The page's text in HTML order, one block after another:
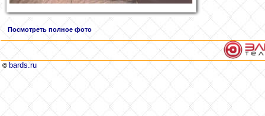
Посмотреть полное фото
© bards.ru